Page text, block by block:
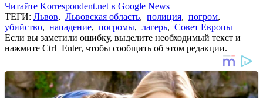
Читайте Korrespondent.net в Google News
ТЕГИ: Львов, Львовская область, полиция, погром,
убийство, нападение, погромы, лагерь, Совет Европы
Если вы заметили ошибку, выделите необходимый текст и
нажмите Ctrl+Enter, чтобы сообщить об этом редакции.